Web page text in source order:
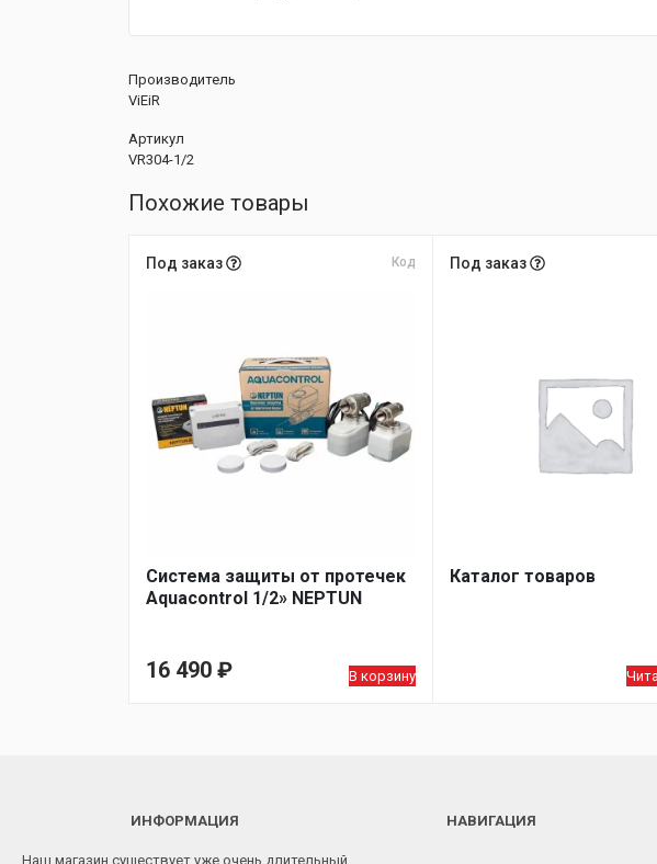
Производитель
ViEiR
Артикул
VR304-1/2
Похожие товары
Под заказ Код
Система защиты от протечек
Aquacontrol 1/2» NEPTUN
16 490 ₽ В корзину
Под заказ
Каталог товаров
ИНФОРМАЦИЯ
Наш магазин существует уже очень длительный
НАВИГАЦИЯ